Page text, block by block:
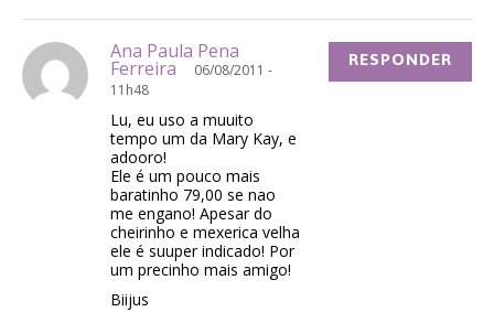
Ana Paula Pena
Ferreira
06/08/2011 -
11h48
Lu, eu uso a muuito
tempo um da Mary Kay, e
adooro!
Ele é um pouco mais
baratinho 79,00 se nao
me engano! Apesar do
cheirinho e mexerica velha
ele é suuper indicado! Por
um precinho mais amigo!
Biijus
RESPONDER